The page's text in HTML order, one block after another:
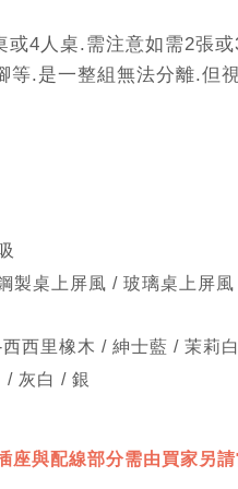
或4人桌.需注意如需2張
等.是一整組無法分離.但
製桌上屏風 / 玻璃桌上屏風
西里橡木 / 紳士藍 / 茉莉白
/ 灰白 / 銀
座與配線部分需由買家另請